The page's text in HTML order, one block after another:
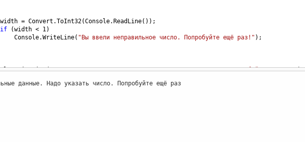
width = Convert .ToInt32(Console. ReadLine());
if (width < 1)
Console.WriteLine( "Вы ввели неправильное число. Попробуйте ещё раз!" );
.WriteLine("Вы ввели неправильные данные. Надо указать число. Попробуйте ещё раз");
данные. Надо указать число. Попробуйте ещё раз